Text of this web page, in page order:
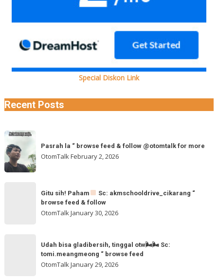
Special Diskon Link
Recent Posts
Pasrah
la
browse
@otomtalk
Pasrah la “ browse feed & follow @otomtalk for more
OtomTalkFebruary 2, 2026
akmschooldrive_cikarang
Gitu sih! Paham
Sc: akmschooldrive_cikarang “
browse feed & follow
OtomTalkJanuary 30, 2026
gladibersih,
Udah bisa gladibersih, tinggal otw🌬🌬 Sc:
tomi.meangmeong “ browse feed
OtomTalkJanuary 29, 2026